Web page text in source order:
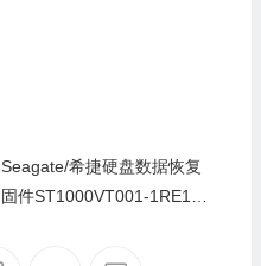
Seagate/希捷硬盘数据恢复
固件ST1000VT001-1RE172